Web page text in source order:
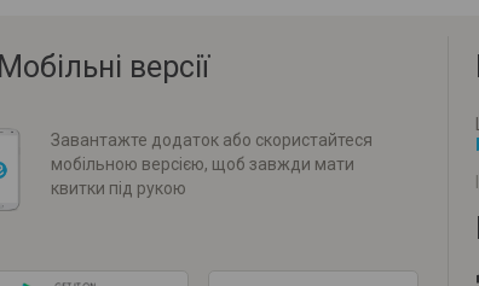
Мобільні версії
Завантажте додаток або скористайтеся
мобільною версією, щоб завжди мати
квитки під рукою